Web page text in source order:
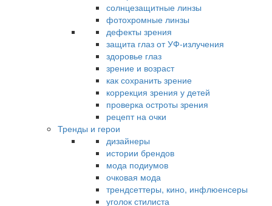
солнцезащитные линзы
фотохромные линзы
дефекты зрения
защита глаз от УФ-излучения
здоровье глаз
зрение и возраст
как сохранить зрение
коррекция зрения у детей
проверка остроты зрения
рецепт на очки
Тренды и герои
дизайнеры
истории брендов
мода подиумов
очковая мода
трендсеттеры, кино, инфлюенсеры
уголок стилиста